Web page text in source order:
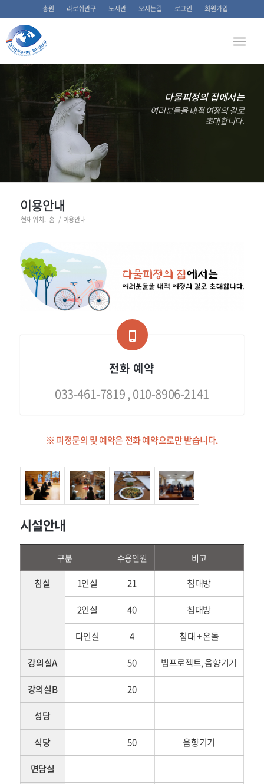
총원 라로쉬관구 도서관 오시는길 로그인 회원가입
다물피정의 집에서는
여러분들을 내적 여정의 길로
초대합니다.
이용안내
현재 위치: 홈 / 이용안내
전화 예약
033-461-7819 , 010-8906-2141
※ 피정문의 및 예약은 전화 예약으로만 받습니다.
시설안내
구분 수용인원 비고
침실 1인실 21 침대방
2인실 40 침대방
다인실 4 침대 + 온돌
강의실A 50 빔프로젝트, 음향기기
강의실B 20
성당
식당 50 음향기기
면담실